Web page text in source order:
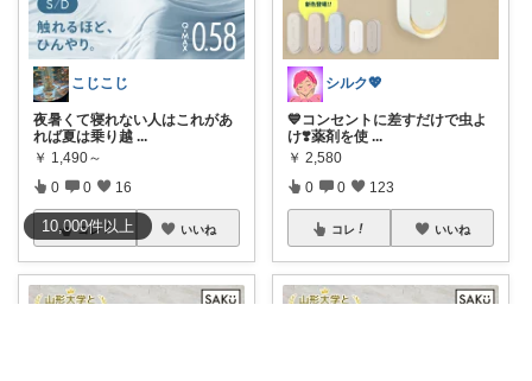
10,000件以上
こじこじ
夜暑くて寝れない人はこれがあ
れば夏は乗り越 ...
￥ 1,490～
0 0 16
コレ いいね
シルク💖
💙コンセントに差すだけで虫よ
け❣️薬剤を使 ...
￥ 2,580
0 0 123
コレ いいね